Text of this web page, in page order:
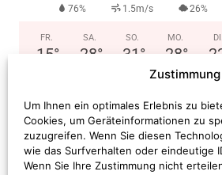
Um Ihnen ein optimales Erlebnis zu
Cookies, um Geräteinformationen zu
zuzugreifen. Wenn Sie diesen
wie das Surfverhalten oder eindeutige
Wenn Sie Ihre Zustimmung nicht
76% 1.5m/s 26%
FR.
15°
SA.
28°
SO.
31°
MO.
28°
DI.